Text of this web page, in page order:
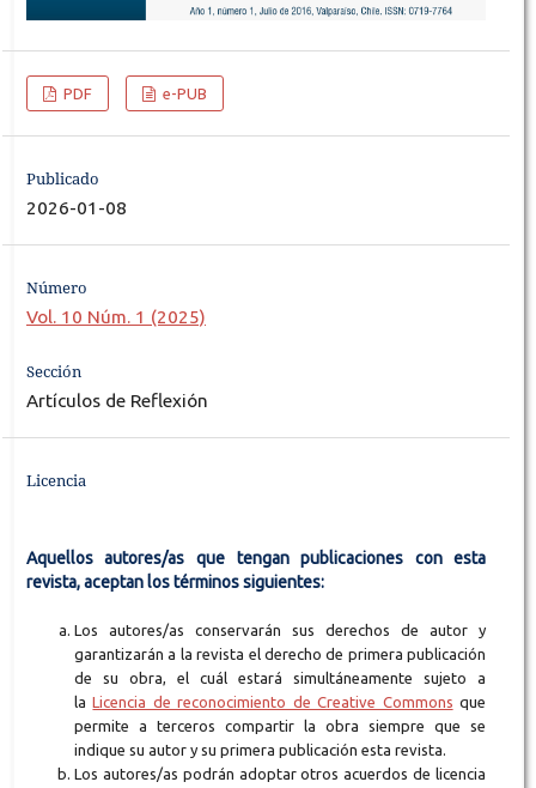
PDF e-PUB
Publicado
2026-01-08
Número
Vol. 10 Núm. 1 (2025)
Sección
Artículos de Reflexión
Licencia
Aquellos autores/as que tengan publicaciones con esta
revista, aceptan los términos siguientes:
Los autores/as conservarán sus derechos de autor y
garantizarán a la revista el derecho de primera publicación
de su obra, el cuál estará simultáneamente sujeto a
laLicencia de reconocimiento de Creative Commons que
permite a terceros compartir la obra siempre que se
indique su autor y su primera publicación esta revista.
Los autores/as podrán adoptar otros acuerdos de licencia